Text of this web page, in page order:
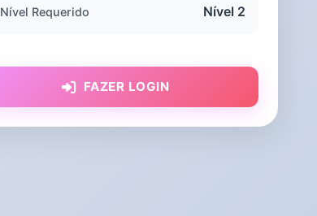
Nível Requerido Nível 2
FAZER LOGIN